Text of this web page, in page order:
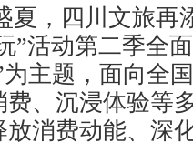
夏，四川文旅再
”活动第二季全
为主题，面向全
费、沉浸体验等
放消费动能、深